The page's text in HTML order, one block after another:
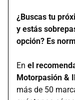
¿Buscas tu
y estás
opción? Es
En el
Motorpasión &
más de 50